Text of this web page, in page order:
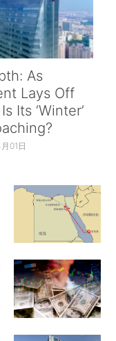
As
Lays Off
Its ‘Winter’
01日